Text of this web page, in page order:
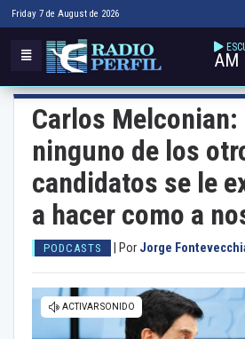
Friday 7 de August de 2026
AM
Carlos Melconian:
ninguno de los
candidatos se le
a hacer como a
PODCASTS Por Jorge